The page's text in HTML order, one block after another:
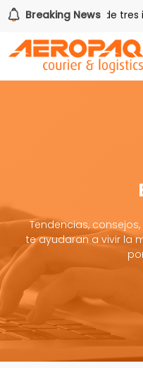
Breaking News
Gana uno de tres
Tendencias,
te ayudaran a vivir la